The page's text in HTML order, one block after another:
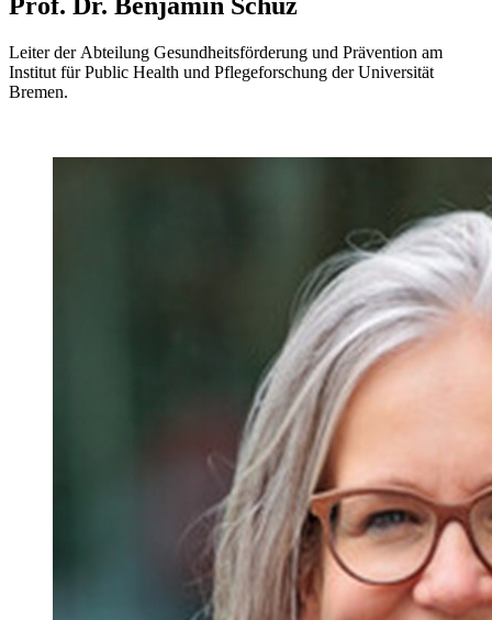
Prof. Dr. Benjamin Schüz
Leiter der Abteilung Gesundheitsförderung und Prävention am
Institut für Public Health und Pflegeforschung der Universität
Bremen.